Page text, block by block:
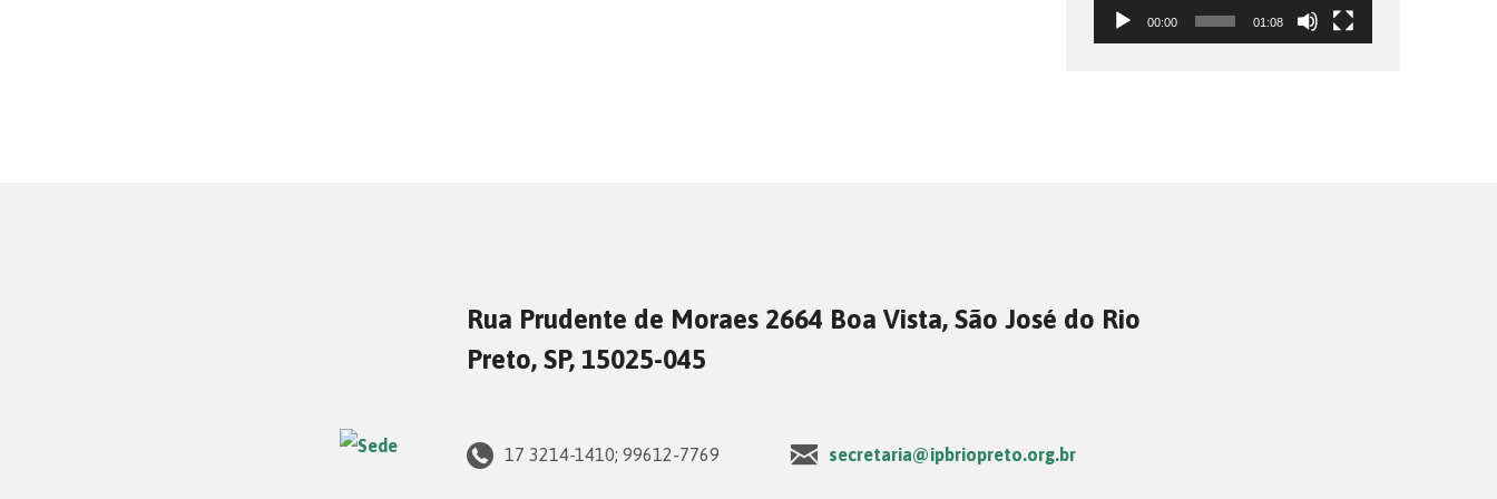
00:00 01:08
Rua Prudente de Moraes 2664 Boa Vista, São José do Rio
Preto, SP, 15025-045
17 3214-1410; 99612-7769 secretaria@ipbriopreto.org.br